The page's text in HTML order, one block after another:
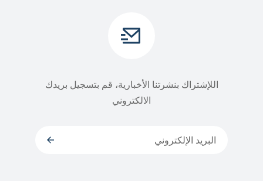
اللإشتراك بنشرتنا الأخبارية، قم بتسجيل بريدك
الالكتروني